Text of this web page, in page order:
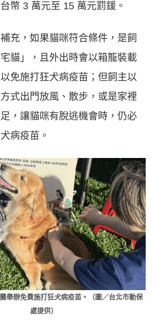
幣 3 萬元至 15 萬元罰鍰。
充，如果貓咪符合條件，是飼
貓」，且外出時會以箱籠裝載
免施打狂犬病疫苗；但飼主以
式出門放風、散步，或是家裡
，讓貓咪有脫逃機會時，仍必
病疫苗。
舉辦免費施打狂犬病疫苗。（圖／台北市動保
處提供）